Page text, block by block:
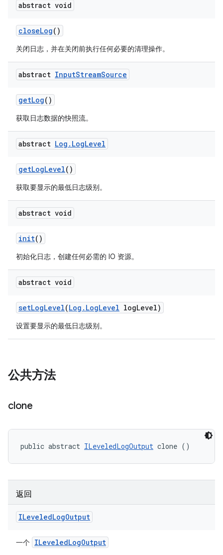
abstract void
closeLog()
关闭日志，并在关闭前执行任何必要的清理操作。
abstract InputStreamSource
getLog()
获取日志数据的快照流。
abstract Log . LogLevel
getLogLevel()
获取要显示的最低日志级别。
abstract void
init()
初始化日志，创建任何必需的 IO 资源。
abstract void
setLogLevel(Log . LogLevel logLevel)
设置要显示的最低日志级别。
公共方法
clone
public abstract ILeveledLogOutput clone ()
返回
ILeveledLogOutput
一个 ILeveledLogOutput